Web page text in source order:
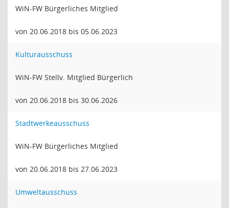
WiN-FW Bürgerliches Mitglied
von 20.06.2018 bis 05.06.2023
Kulturausschuss
WiN-FW Stellv. Mitglied Bürgerlich
von 20.06.2018 bis 30.06.2026
Stadtwerkeausschuss
WiN-FW Bürgerliches Mitglied
von 20.06.2018 bis 27.06.2023
Umweltausschuss